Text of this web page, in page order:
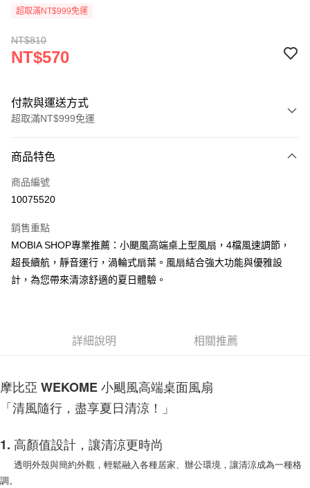
超取滿NT$999免運
NT$810
NT$570
付款與運送方式
超取滿NT$999免運
信用卡一次付款
LINE Pay
街口支付
悠遊付
AFTEE先享後付是「在收到商品之後才付款」的支付方式。 讓您購物簡單
３．安心：先確認商品／服務後，再付款。
【「AFTEE先享後付」結帳流程】
結帳頁面，進行簡訊認證並確認金額後，即可完成結帳。
２．訂單成立數日內，您將收到繳費通知簡訊。
３．收到繳費通知簡訊後14天內，點擊此簡訊中的連結，可透過四大超商／
付款後全家取貨
每筆NT$60，滿NT$999(含以上)免運費
付款後7-11取貨
(黑貓)宅配
商品特色
商品編號
10075520
銷售重點
MOBIA SHOP專業推薦：小颶風高端桌上型風扇，4檔風速調節，
超長續航，靜音運行，渦輪式扇葉。風扇結合強大功能與優雅設
計，為您帶來清涼舒適的夏日體驗。
詳細說明 相關推薦
摩比亞 WEKOME 小颶風高端桌面風扇
「清風隨行，盡享夏日清涼！」
1. 高顏值設計，讓清涼更時尚
透明外殼與簡約外觀，輕鬆融入各種居家、辦公環境，讓清涼成為一種格
調。